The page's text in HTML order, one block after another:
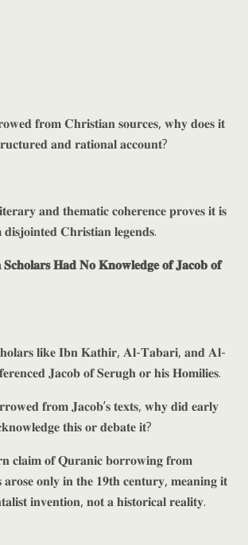
𝐟𝐫𝐨𝐦 𝐂𝐡𝐫𝐢𝐬𝐭𝐢𝐚𝐧 𝐬𝐨𝐮𝐫𝐜𝐞𝐬, 𝐰𝐡𝐲 𝐝𝐨𝐞𝐬 𝐢𝐭
𝐚𝐧𝐝 𝐫𝐚𝐭𝐢𝐨𝐧𝐚𝐥 𝐚𝐜𝐜𝐨𝐮𝐧𝐭?
𝐚𝐧𝐝 𝐭𝐡𝐞𝐦𝐚𝐭𝐢𝐜 𝐜𝐨𝐡𝐞𝐫𝐞𝐧𝐜𝐞 𝐩𝐫𝐨𝐯𝐞𝐬 𝐢𝐭 𝐢𝐬
𝐂𝐡𝐫𝐢𝐬𝐭𝐢𝐚𝐧 𝐥𝐞𝐠𝐞𝐧𝐝𝐬.
𝐇𝐚𝐝 𝐍𝐨 𝐊𝐧𝐨𝐰𝐥𝐞𝐝𝐠𝐞 𝐨𝐟 𝐉𝐚𝐜𝐨𝐛 𝐨𝐟
𝐥𝐢𝐤𝐞 𝐈𝐛𝐧 𝐊𝐚𝐭𝐡𝐢𝐫, 𝐀𝐥-𝐓𝐚𝐛𝐚𝐫𝐢, 𝐚𝐧𝐝 𝐀𝐥-
𝐉𝐚𝐜𝐨𝐛 𝐨𝐟 𝐒𝐞𝐫𝐮𝐠𝐡 𝐨𝐫 𝐡𝐢𝐬 𝐇𝐨𝐦𝐢𝐥𝐢𝐞𝐬.
𝐟𝐫𝐨𝐦 𝐉𝐚𝐜𝐨𝐛’𝐬 𝐭𝐞𝐱𝐭𝐬, 𝐰𝐡𝐲 𝐝𝐢𝐝 𝐞𝐚𝐫𝐥𝐲
𝐭𝐡𝐢𝐬 𝐨𝐫 𝐝𝐞𝐛𝐚𝐭𝐞 𝐢𝐭?
𝐜𝐥𝐚𝐢𝐦 𝐨𝐟 𝐐𝐮𝐫𝐚𝐧𝐢𝐜 𝐛𝐨𝐫𝐫𝐨𝐰𝐢𝐧𝐠 𝐟𝐫𝐨𝐦
𝐚𝐫𝐨𝐬𝐞 𝐨𝐧𝐥𝐲 𝐢𝐧 𝐭𝐡𝐞 𝟏𝟗𝐭𝐡 𝐜𝐞𝐧𝐭𝐮𝐫𝐲, 𝐦𝐞𝐚𝐧𝐢𝐧𝐠 𝐢𝐭
𝐢𝐧𝐯𝐞𝐧𝐭𝐢𝐨𝐧, 𝐧𝐨𝐭 𝐚 𝐡𝐢𝐬𝐭𝐨𝐫𝐢𝐜𝐚𝐥 𝐫𝐞𝐚𝐥𝐢𝐭𝐲.